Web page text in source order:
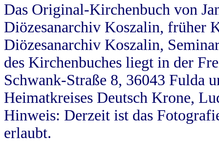
Das Original-Kirchenbuch von
Diözesanarchiv Koszalin, früher
Diözesanarchiv Koszalin,
des Kirchenbuches liegt in der
Schwank-Straße 8, 36043 Fulda
Heimatkreises Deutsch Krone,
Hinweis: Derzeit ist das
erlaubt.